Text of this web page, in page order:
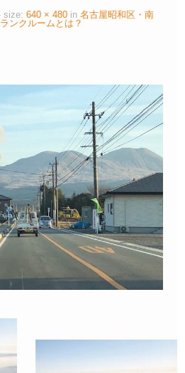
size: 640 × 480 in 名古屋昭和区・南
ンクルームとは？